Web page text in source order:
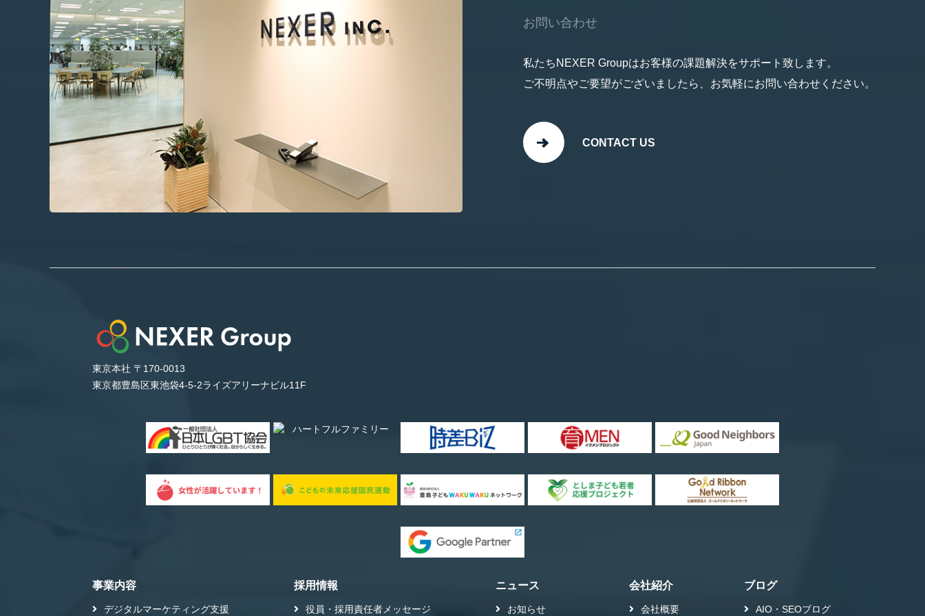
お問い合わせ
私たちNEXER Groupはお客様の課題解決をサポート致します。
ご不明点やご要望がございましたら、お気軽にお問い合わせください。
CONTACT US
東京本社 〒170-0013
東京都豊島区東池袋4-5-2ライズアリーナビル11F
事業内容
デジタルマーケティング支援
採用情報
役員・採用責任者メッセージ
ニュース
お知らせ
会社紹介
会社概要
ブログ
AIO・SEOブログ